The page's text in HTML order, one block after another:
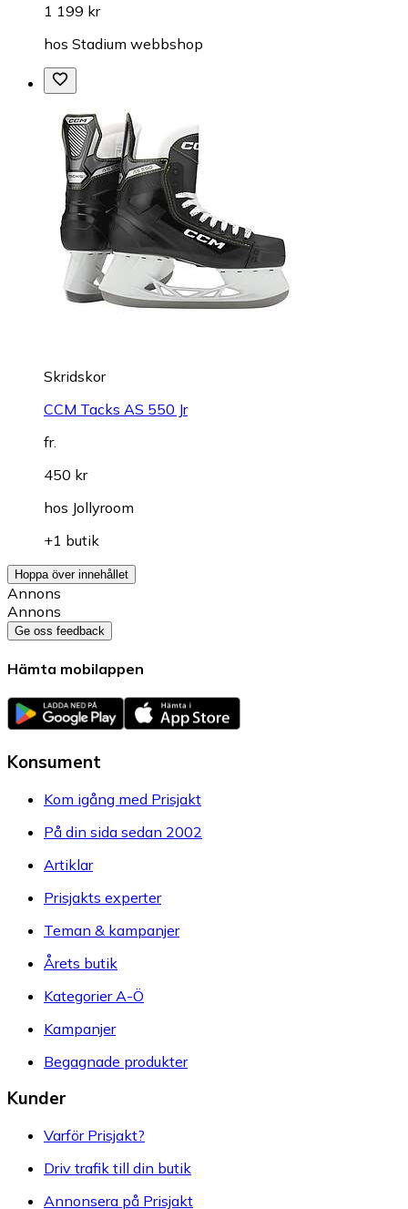
1 199 kr
hos Stadium webbshop
Skridskor
CCM Tacks AS 550 Jr
fr.
450 kr
hos Jollyroom
+1 butik
Hoppa över innehållet
Annons
Annons
Ge oss feedback
Hämta mobilappen
Konsument
Kom igång med Prisjakt
På din sida sedan 2002
Artiklar
Prisjakts experter
Teman & kampanjer
Årets butik
Kategorier A-Ö
Kampanjer
Begagnade produkter
Kunder
Varför Prisjakt?
Driv trafik till din butik
Annonsera på Prisjakt